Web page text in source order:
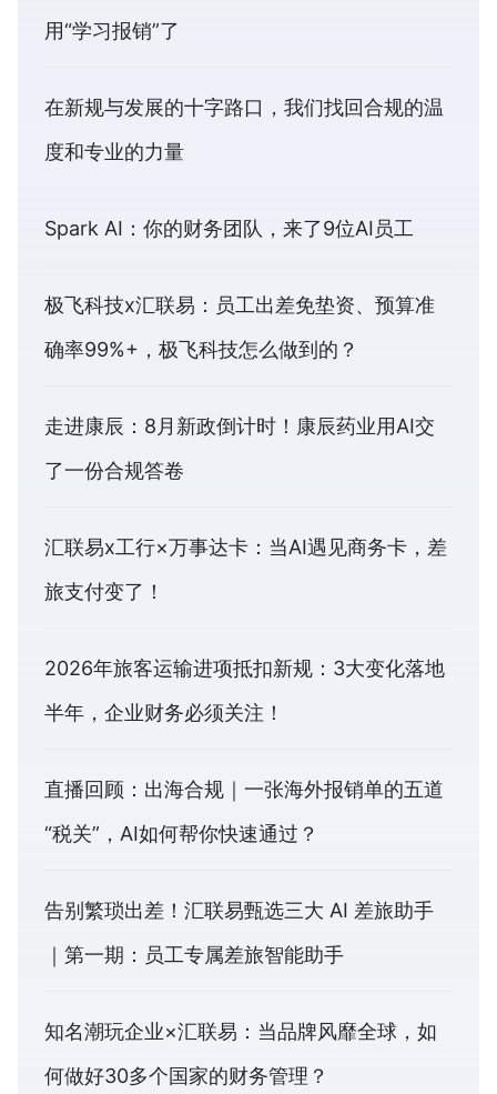
用“学习报销”了
在新规与发展的十字路口，我们找回合规的温
度和专业的力量
Spark AI：你的财务团队，来了9位AI员工
极飞科技x汇联易：员工出差免垫资、预算准
确率99%+，极飞科技怎么做到的？
走进康辰：8月新政倒计时！康辰药业用AI交
了一份合规答卷
汇联易x工行×万事达卡：当AI遇见商务卡，差
旅支付变了！
2026年旅客运输进项抵扣新规：3大变化落地
半年，企业财务必须关注！
直播回顾：出海合规｜一张海外报销单的五道
“税关”，AI如何帮你快速通过？
告别繁琐出差！汇联易甄选三大 AI 差旅助手
｜第一期：员工专属差旅智能助手
知名潮玩企业×汇联易：当品牌风靡全球，如
何做好30多个国家的财务管理？